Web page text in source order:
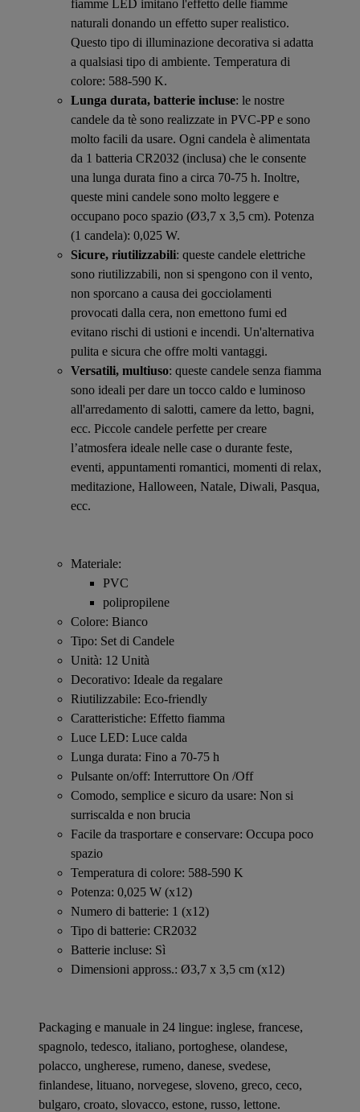
fiamme LED imitano l'effetto delle fiamme
naturali donando un effetto super realistico.
Questo tipo di illuminazione decorativa si adatta
a qualsiasi tipo di ambiente. Temperatura di
colore: 588-590 K.
Lunga durata, batterie incluse: le nostre
candele da tè sono realizzate in PVC-PP e sono
molto facili da usare. Ogni candela è alimentata
da 1 batteria CR2032 (inclusa) che le consente
una lunga durata fino a circa 70-75 h. Inoltre,
queste mini candele sono molto leggere e
occupano poco spazio (Ø3,7 x 3,5 cm). Potenza
(1 candela): 0,025 W.
Sicure, riutilizzabili: queste candele elettriche
sono riutilizzabili, non si spengono con il vento,
non sporcano a causa dei gocciolamenti
provocati dalla cera, non emettono fumi ed
evitano rischi di ustioni e incendi. Un'alternativa
pulita e sicura che offre molti vantaggi.
Versatili, multiuso: queste candele senza fiamma
sono ideali per dare un tocco caldo e luminoso
all'arredamento di salotti, camere da letto, bagni,
ecc. Piccole candele perfette per creare
l’atmosfera ideale nelle case o durante feste,
eventi, appuntamenti romantici, momenti di relax,
meditazione, Halloween, Natale, Diwali, Pasqua,
ecc.
Materiale:
PVC
polipropilene
Colore: Bianco
Tipo: Set di Candele
Unità: 12 Unità
Decorativo: Ideale da regalare
Riutilizzabile: Eco-friendly
Caratteristiche: Effetto fiamma
Luce LED: Luce calda
Lunga durata: Fino a 70-75 h
Pulsante on/off: Interruttore On /Off
Comodo, semplice e sicuro da usare: Non si
surriscalda e non brucia
Facile da trasportare e conservare: Occupa poco
spazio
Temperatura di colore: 588-590 K
Potenza: 0,025 W (x12)
Numero di batterie: 1 (x12)
Tipo di batterie: CR2032
Batterie incluse: Sì
Dimensioni appross.: Ø3,7 x 3,5 cm (x12)
Packaging e manuale in 24 lingue: inglese, francese,
spagnolo, tedesco, italiano, portoghese, olandese,
polacco, ungherese, rumeno, danese, svedese,
finlandese, lituano, norvegese, sloveno, greco, ceco,
bulgaro, croato, slovacco, estone, russo, lettone.